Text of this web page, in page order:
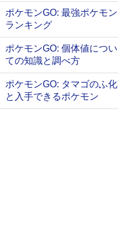
ポケモンGO: 最強ポケモン
ランキング
ポケモンGO: 個体値につい
ての知識と調べ方
ポケモンGO: タマゴのふ化
と入手できるポケモン